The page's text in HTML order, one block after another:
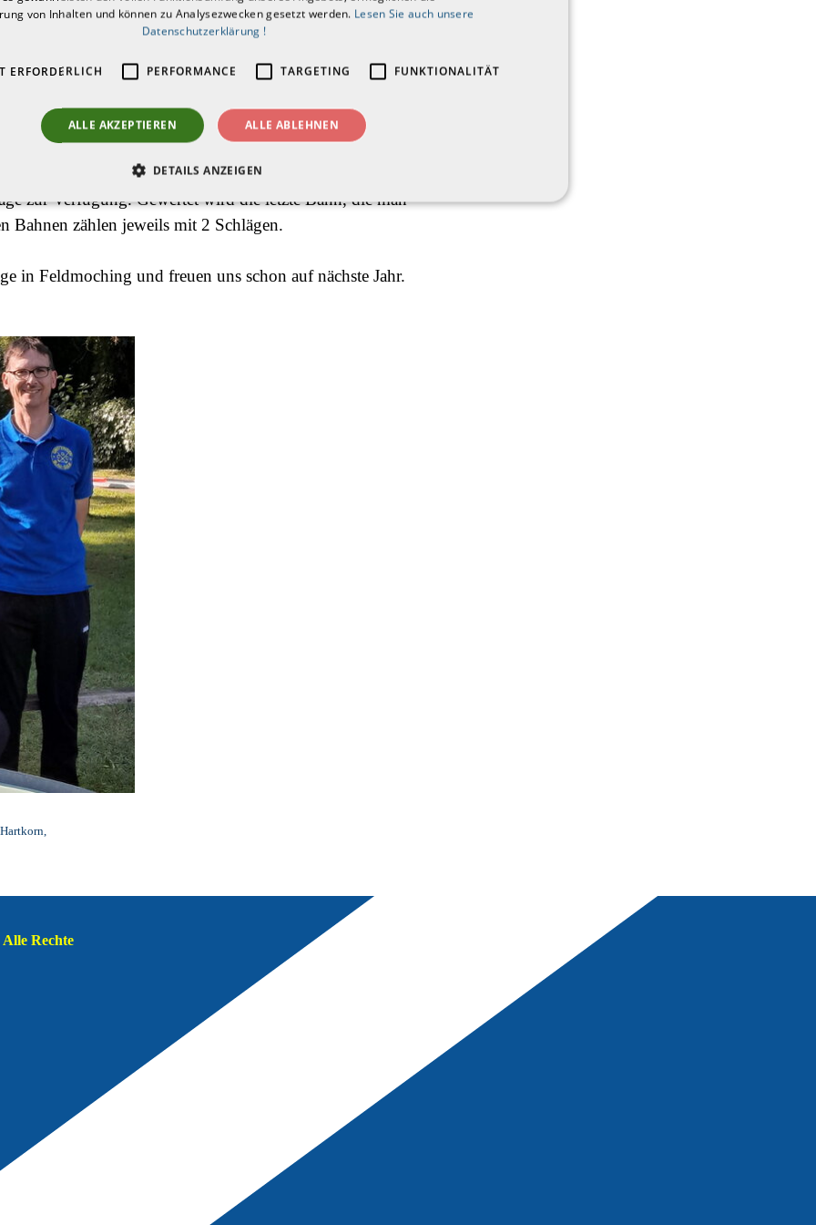
weitere Spieler an. Gewertet wird dabei jeweils nur das beste
zur Verfügung. Gewertet wird die letzte Bahn, die man
Bahnen zählen jeweils mit 2 Schlägen.
in Feldmoching und freuen uns schon auf nächste Jahr.
Rechte
von Inhalten und können zu Analysezwecken gesetzt werden. Lesen Sie auch unsere
Datenschutzerklärung !
ERFORDERLICH PERFORMANCE TARGETING FUNKTIONALITÄT
ALLE AKZEPTIEREN ALLE ABLEHNEN
DETAILS ANZEIGEN